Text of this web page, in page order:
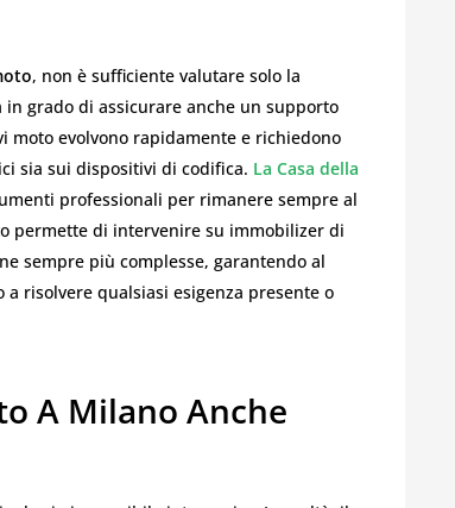
, non è sufficiente valutare solo la
grado di assicurare anche un supporto
moto evolvono rapidamente e richiedono
sia sui dispositivi di codifica. La Casa della
professionali per rimanere sempre al
permette di intervenire su immobilizer di
sempre più complesse, garantendo al
risolvere qualsiasi esigenza presente o
A Milano Anche